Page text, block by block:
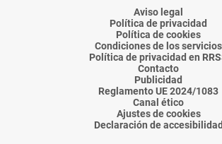
AlmeríaAlmeríaAlmería
Almería
Aviso legal
Política de privacidad
Política de cookies
Condiciones de los servicios
Política de privacidad en
Contacto
Publicidad
Reglamento UE 2024/1083
Canal ético
Ajustes de cookies
Declaración de accesibilidad